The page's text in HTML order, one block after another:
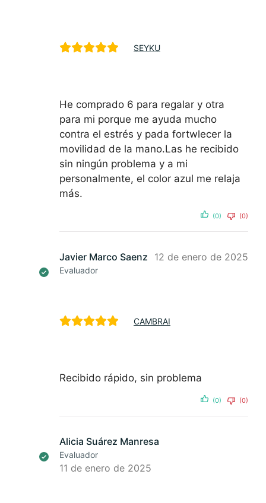
SEYKU
He comprado 6 para regalar y otra
para mi porque me ayuda mucho
contra el estrés y pada fortwlecer la
movilidad de la mano.Las he recibido
sin ningún problema y a mi
personalmente, el color azul me relaja
más.
(0) (0)
Javier Marco Saenz
Evaluador
12 de enero de 2025
CAMBRAI
Recibido rápido, sin problema
(0) (0)
Alicia Suárez Manresa
Evaluador
11 de enero de 2025